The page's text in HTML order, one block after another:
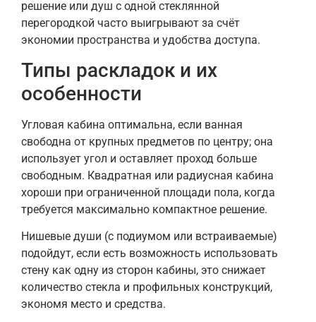
решение или душ с одной стеклянной
перегородкой часто выигрывают за счёт
экономии пространства и удобства доступа.
Типы раскладок и их
особенности
Угловая кабина оптимальна, если ванная
свободна от крупных предметов по центру; она
использует угол и оставляет проход больше
свободным. Квадратная или радиусная кабина
хороши при ограниченной площади пола, когда
требуется максимально компактное решение.
Нишевые души (с подиумом или встраиваемые)
подойдут, если есть возможность использовать
стену как одну из сторон кабины, это снижает
количество стекла и профильных конструкций,
экономя место и средства.